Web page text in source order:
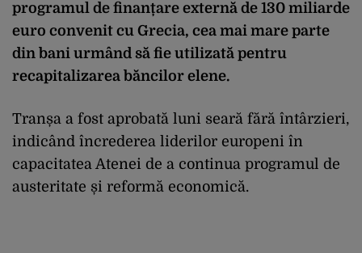
programul de finanțare externă de 130 miliarde
euro convenit cu Grecia, cea mai mare parte
din bani urmând să fie utilizată pentru
recapitalizarea băncilor elene.
Tranșa a fost aprobată luni seară fără întârzieri,
indicând încrederea liderilor europeni în
capacitatea Atenei de a continua programul de
austeritate și reformă economică.